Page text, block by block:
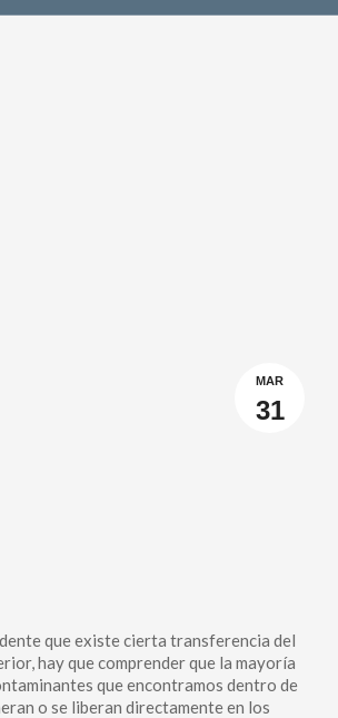
MAR
31
que existe cierta transferencia del
hay que comprender que la mayoría
que encontramos dentro de
o se liberan directamente en los